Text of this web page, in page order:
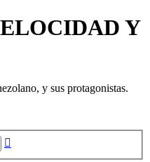
Y
y sus protagonistas.